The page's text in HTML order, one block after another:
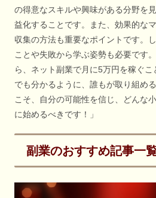
の得意なスキルや興味がある分野を
益化することです。また、効果的な
収集の方法も重要なポイントです。
ことや失敗から学ぶ姿勢も必要です
ら、ネット副業で月に5万円を稼ぐ
でも分かるように、誰もが取り組め
こそ、自分の可能性を信じ、どんな
に始めるべきです！」
副業のおすすめ記事一